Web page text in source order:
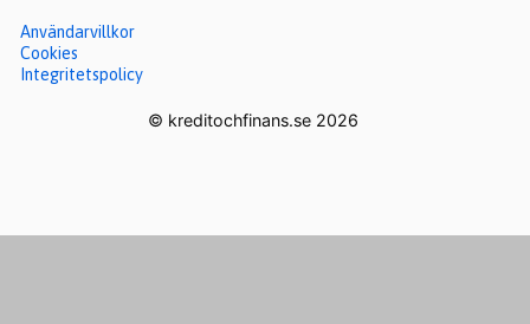
Användarvillkor
Cookies
Integritetspolicy
© kreditochfinans.se 2026